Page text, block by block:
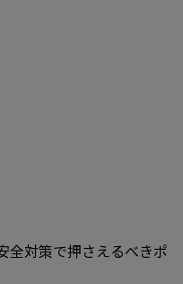
全対策で押さえるべきポ